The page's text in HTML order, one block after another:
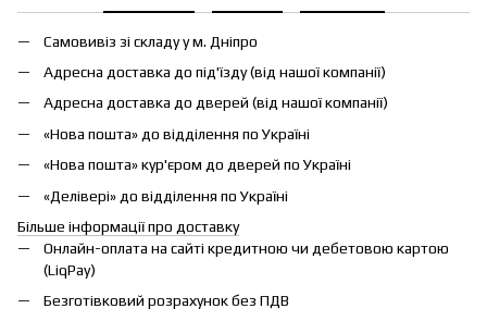
Самовивіз зі складу у м. Дніпро
Адресна доставка до під'їзду (від нашої компанії)
Адресна доставка до дверей (від нашої компанії)
«Нова пошта» до відділення по Україні
«Нова пошта» кур'єром до дверей по Україні
«Делівері» до відділення по Україні
Більше інформації про доставку
Онлайн-оплата на сайті кредитною чи дебетовою картою
(LiqPay)
Безготівковий розрахунок без ПДВ